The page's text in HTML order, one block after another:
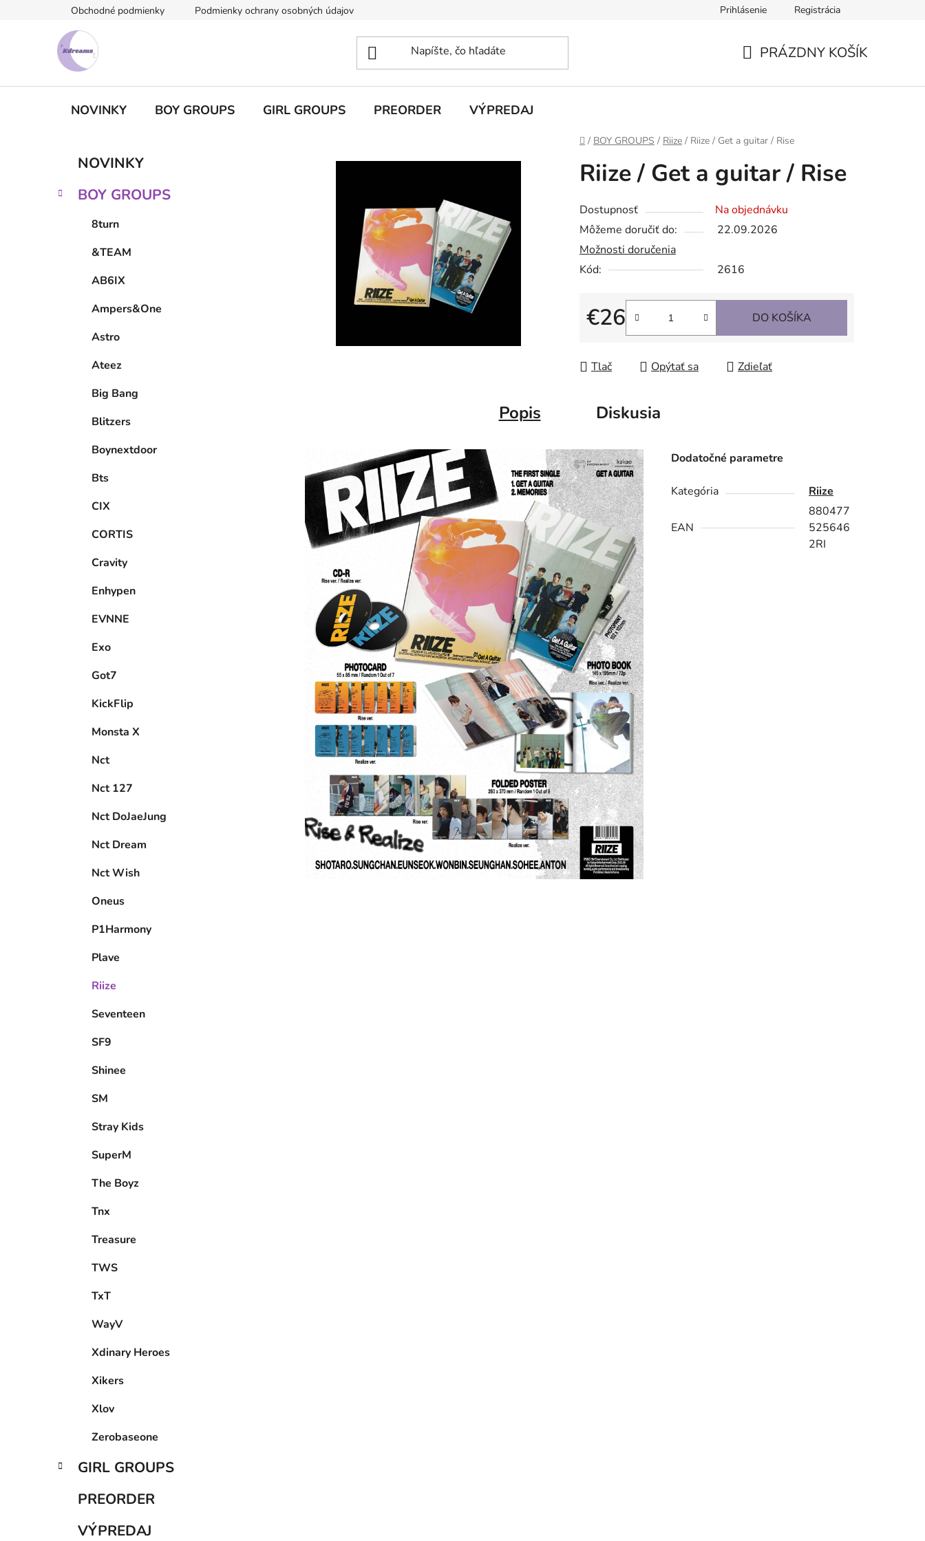
Obchodné podmienky Podmienky ochrany osobných údajov Prihlásenie Registrácia
PRÁZDNY KOŠÍK
NOVINKY BOY GROUPS GIRL GROUPS PREORDER VÝPREDAJ
Domov
/ BOY GROUPS / Riize / Riize / Get a guitar / Rise
č
Preskočiť
kategórie
e
NOVINKY
BOY GROUPS
8turn
&TEAM
AB6IX
Ampers&One
Astro
Ateez
Big Bang
Blitzers
Boynextdoor
Bts
CIX
CORTIS
Cravity
Enhypen
EVNNE
Exo
Got7
KickFlip
Monsta X
Nct
Nct 127
Nct DoJaeJung
Nct Dream
Nct Wish
Oneus
P1Harmony
Plave
Riize
Seventeen
SF9
Shinee
SM
Stray Kids
SuperM
The Boyz
Tnx
Treasure
TWS
TxT
WayV
Xdinary Heroes
Xikers
Xlov
Zerobaseone
GIRL GROUPS
PREORDER
VÝPREDAJ
Riize / Get a guitar / Rise
Dostupnosť
Na objednávku
Môžeme doručiť do:
22.09.2026
Možnosti doručenia
Kód:
2616
€26
Jednotková cena:
DO KOŠÍKA
Tlač Opýtať sa Zdieľať
Popis Diskusia
Dodatočné parametre
Kategória Riize
EAN
880477
525646
2RI